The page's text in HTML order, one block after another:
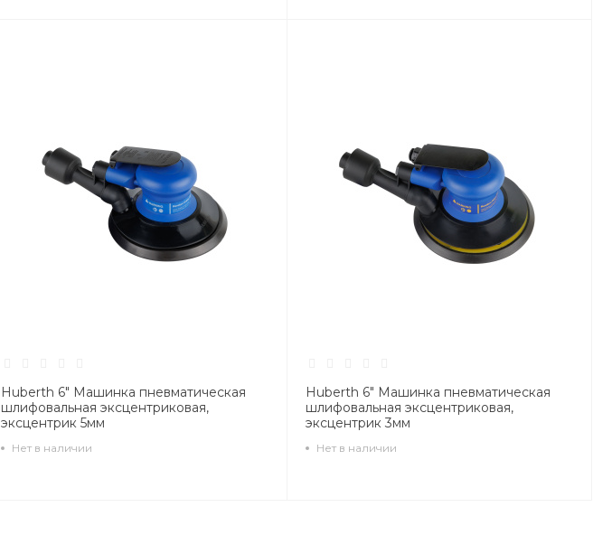
Huberth 6" Машинка пневматическая
шлифовальная эксцентриковая,
эксцентрик 5мм
Нет в наличии
Huberth 6" Машинка пневматическая
шлифовальная эксцентриковая,
эксцентрик 3мм
Нет в наличии